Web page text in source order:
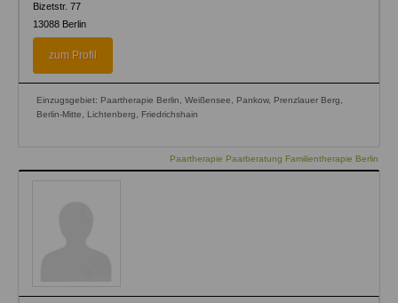
Bizetstr. 77
13088 Berlin
zum Profil
Einzugsgebiet: Paartherapie Berlin, Weißensee, Pankow, Prenzlauer Berg,
Berlin-Mitte, Lichtenberg, Friedrichshain
Paartherapie Paarberatung Familientherapie Berlin